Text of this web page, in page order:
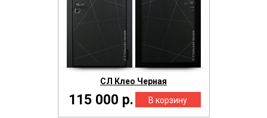
СЛ Клео Черная
115 000 р.